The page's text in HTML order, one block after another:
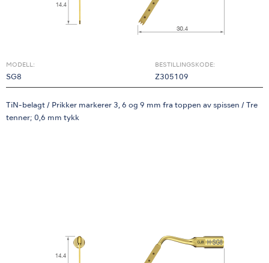
MODELL:
SG8
BESTILLINGSKODE:
Z305109
TiN-belagt / Prikker markerer 3, 6 og 9 mm fra toppen av spissen / Tre
tenner; 0,6 mm tykk